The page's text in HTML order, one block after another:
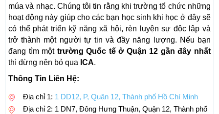
múa và nhạc. Chúng tôi tin rằng khi trường tổ chức những
hoạt động này giúp cho các bạn học sinh khi học ở đây sẽ
có thể phát triển kỹ năng xã hội, rèn luyện sự độc lập và
trở thành một người tự tin và đầy năng lượng. Nếu bạn
đang tìm một trường Quốc tế ở Quận 12 gần đây nhất
thì đừng nên bỏ qua ICA.
Thông Tin Liên Hệ:
Địa chỉ 1: 1 DD12, P, Quận 12, Thành phố Hồ Chí Minh
Địa chỉ 2: 1 DN7, Đông Hưng Thuận, Quận 12, Thành phố